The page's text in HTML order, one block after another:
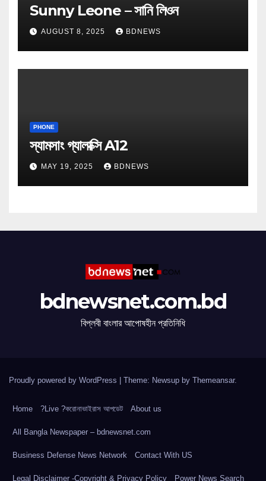
Sunny Leone – সানি লিওন
AUGUST 8, 2025 BDNEWS
PHONE
স্যামসাং গ্যালাক্সি A12
MAY 19, 2025 BDNEWS
bdnewsnet.com.bd
বিপ্লবী বাংলার আপোষহীন প্রতিনিধি
Proudly powered by WordPress Theme: Newsup by Themeansar.
Home ?Live ?করোনাভাইরাস আপডেট About us
All Bangla Newspaper – bdnewsnet.com
Business Defense News Network Contact With US
Legal Disclaimer -Copyright & Privacy Policy Power News Search